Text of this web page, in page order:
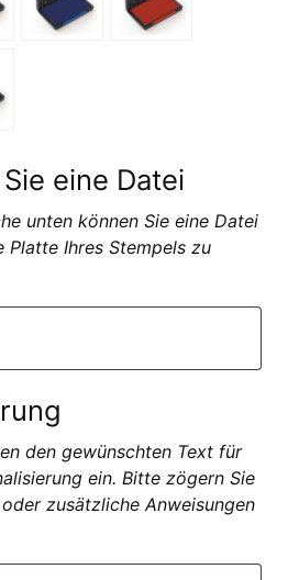
eine Datei
unten können Sie eine Datei
Platte Ihres Stempels zu
den gewünschten Text für
ein. Bitte zögern Sie
zusätzliche Anweisungen